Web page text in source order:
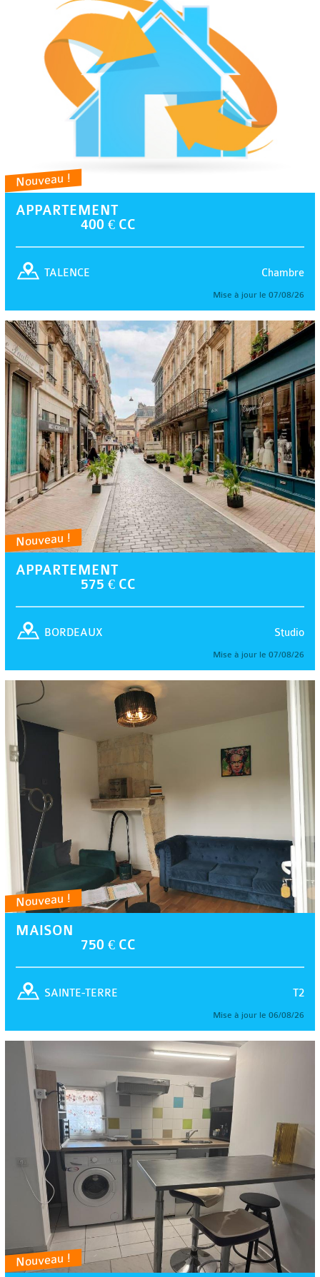
Nouveau !
APPARTEMENT
400 € CC
Chambre
TALENCE
Mise à jour le 07/08/26
Nouveau !
APPARTEMENT
575 € CC
Studio
BORDEAUX
Mise à jour le 07/08/26
Nouveau !
MAISON
750 € CC
T2
SAINTE-TERRE
Mise à jour le 06/08/26
Nouveau !